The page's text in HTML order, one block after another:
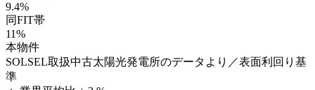
9.4%
同FIT帯
11%
本物件
SOLSEL取扱中古太陽光発電所のデータより／表面利回り基
準